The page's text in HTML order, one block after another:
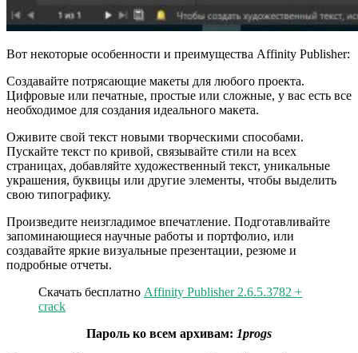
Вот некоторые особенности и преимущества Affinity Publisher:
Создавайте потрясающие макеты для любого проекта.
Цифровые или печатные, простые или сложные, у вас есть все
необходимое для создания идеального макета.
Оживите свой текст новыми творческими способами.
Пускайте текст по кривой, связывайте стили на всех
страницах, добавляйте художественный текст, уникальные
украшения, буквицы или другие элементы, чтобы выделить
свою типографику.
Произведите неизгладимое впечатление. Подготавливайте
запоминающиеся научные работы и портфолио, или
создавайте яркие визуальные презентации, резюме и
подробные отчеты.
Скачать бесплатно Affinity Publisher 2.6.5.3782 +
crack
Пароль ко всем архивам: 1progs